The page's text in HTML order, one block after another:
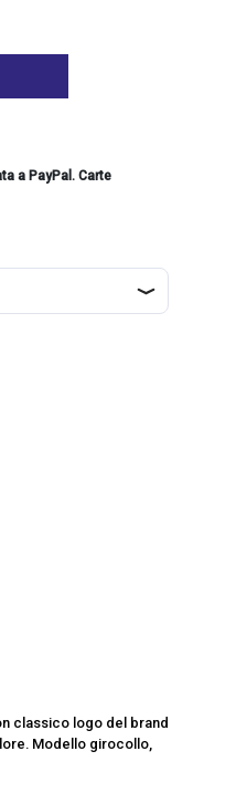
a PayPal. Carte
classico logo del brand
Modello girocollo,